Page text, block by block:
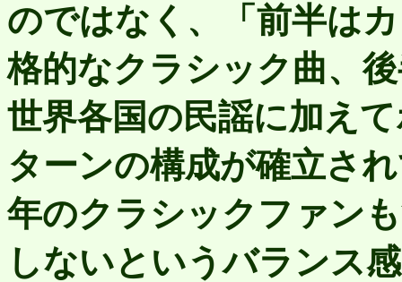
のではなく、「前半は
格的なクラシック曲、
世界各国の民謡に加え
ターンの構成が確立さ
年のクラシックファン
しないというバランス